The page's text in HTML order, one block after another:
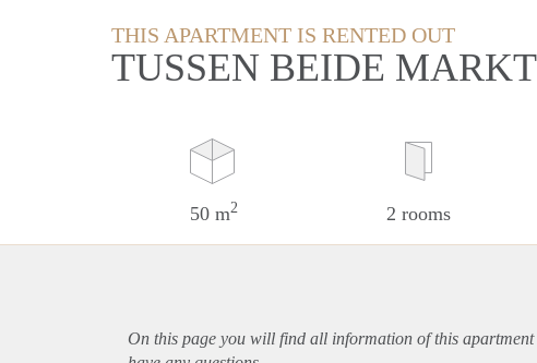
THIS APARTMENT IS RENTED OUT
TUSSEN BEIDE
50 m2 2 rooms
On this page you will find all information of this apartment